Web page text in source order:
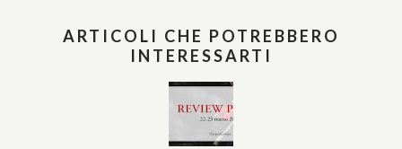
ARTICOLI CHE POTREBBERO
INTERESSARTI